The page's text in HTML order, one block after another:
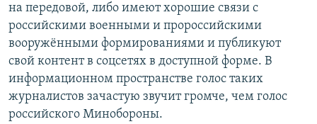
на передовой, либо имеют хорошие связи с
российскими военными и пророссийскими
вооружёнными формированиями и публикуют
свой контент в соцсетях в доступной форме. В
информационном пространстве голос таких
журналистов зачастую звучит громче, чем голос
российского Минобороны.